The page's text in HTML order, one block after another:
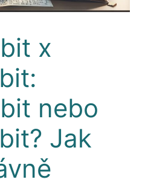
x
nebo
Jak